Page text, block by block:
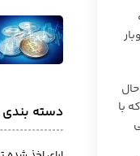
با
دسته بندی